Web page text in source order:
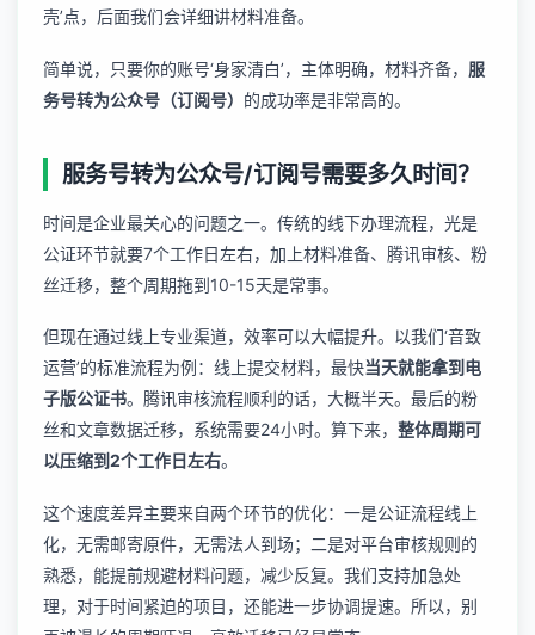
壳’点，后面我们会详细讲材料准备。
简单说，只要你的账号‘身家清白’，主体明确，材料齐备， 服
务号转为公众号（订阅号） 的成功率是非常高的。
服务号转为公众号/订阅号需要多久时间？
时间是企业最关心的问题之一。传统的线下办理流程，光是
公证环节就要7个工作日左右，加上材料准备、腾讯审核、粉
丝迁移，整个周期拖到10-15天是常事。
但现在通过线上专业渠道，效率可以大幅提升。以我们‘音致
运营’的标准流程为例：线上提交材料，最快当天就能拿到电
子版公证书。腾讯审核流程顺利的话，大概半天。最后的粉
丝和文章数据迁移，系统需要24小时。算下来， 整体周期可
以压缩到2个工作日左右。
这个速度差异主要来自两个环节的优化：一是公证流程线上
化，无需邮寄原件，无需法人到场；二是对平台审核规则的
熟悉，能提前规避材料问题，减少反复。我们支持加急处
理，对于时间紧迫的项目，还能进一步协调提速。所以，别